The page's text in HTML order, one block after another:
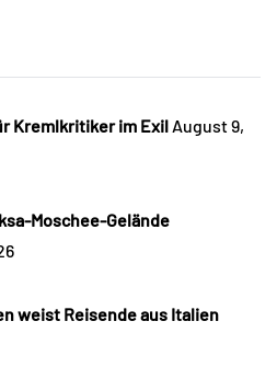
Kremlkritiker im Exil August 9,
Moschee-Gelände
weist Reisende aus Italien